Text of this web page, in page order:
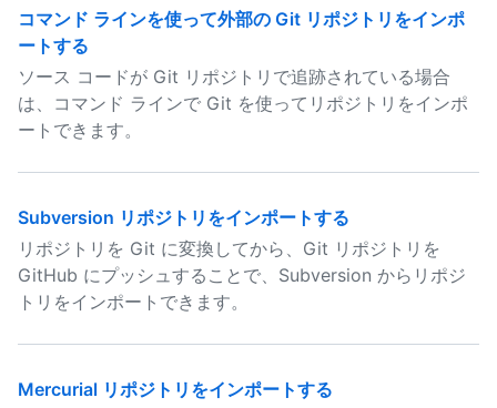
コマンド ラインを使って外部の Git リポジトリをインポ
ートする
ソース コードが Git リポジトリで追跡されている場合
は、コマンド ラインで Git を使ってリポジトリをインポ
ートできます。
Subversion リポジトリをインポートする
リポジトリを Git に変換してから、Git リポジトリを
GitHub にプッシュすることで、Subversion からリポジ
トリをインポートできます。
Mercurial リポジトリをインポートする